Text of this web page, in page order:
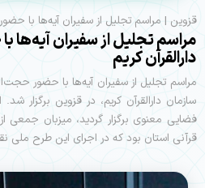
قزوین | مراسم تجلیل از سفیران آیه‌ها با حضور
مراسم تجلیل از سفیران آیه‌ها
دارالقرآن کریم
مراسم تجلیل از سفیران آیه‌ها با حضور
سازمان دارالقرآن کریم، در قزوین برگزار
فضایی معنوی برگزار گردید، میزبان جمعی
قرآنی استان بود که در اجرای این طرح ملی